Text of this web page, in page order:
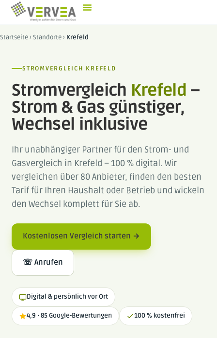
Startseite› Standorte› Krefeld
STROMVERGLEICH KREFELD
Stromvergleich Krefeld –
Strom & Gas günstiger,
Wechsel inklusive
Ihr unabhängiger Partner für den Strom- und
Gasvergleich in Krefeld – 100 % digital. Wir
vergleichen über 80 Anbieter, finden den besten
Tarif für Ihren Haushalt oder Betrieb und wickeln
den Wechsel komplett für Sie ab.
Kostenlosen Vergleich starten →
☏ Anrufen
Digital & persönlich vor Ort
4,9 · 85 Google-Bewertungen 100 % kostenfrei